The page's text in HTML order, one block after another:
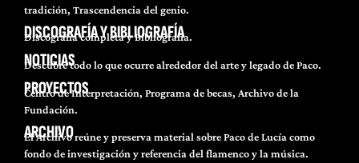
tradición, Trascendencia del genio.
DISCOGRAFÍA Y BIBLIOGRAFÍA
Discografía completa y Bibliografía.
NOTICIAS
Descubre todo lo que ocurre alrededor del arte y legado de Paco.
PROYECTOS
Centro de Interpretación, Programa de becas, Archivo de la
Fundación.
ARCHIVO
El Archivo reúne y preserva material sobre Paco de Lucía como
fondo de investigación y referencia del flamenco y la música.